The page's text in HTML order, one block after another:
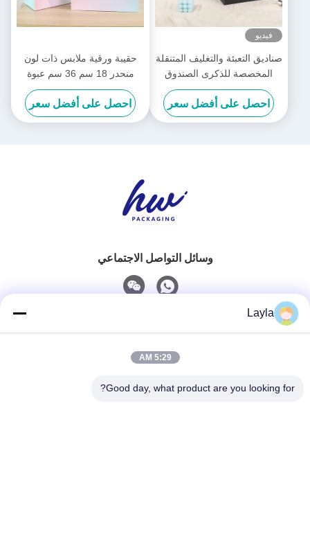
فيديو
صناديق التعبئة والتغليف المتنقلة
المخصصة للذكرى الصندوق
الهدية المستطيل
احصل على أفضل سعر
حقيبة ورقية ملابس ذات لون
منحدر 18 سم 36 سم عبوة
مخصصة للشركات الصغيرة
احصل على أفضل سعر
وسائل التواصل الاجتماعي
0086-18688885859
Layla
5:29 AM
Good day, what product are you looking for?